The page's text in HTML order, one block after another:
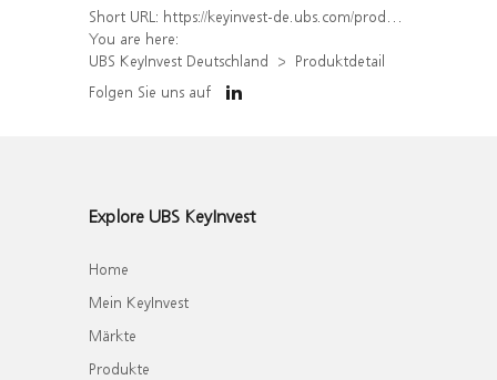
Short URL: https://keyinvest-de.ubs.com/produkt/detail/index/isin/DE000WA4F4F0
You are here:
UBS KeyInvest Deutschland
Produktdetail
Folgen Sie uns auf
Explore UBS KeyInvest
Home
Mein KeyInvest
Märkte
Produkte